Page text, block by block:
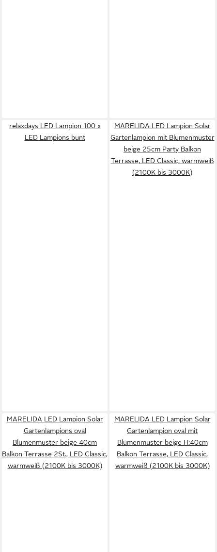
relaxdays LED Lampion 100 x
LED Lampions bunt
MARELIDA LED Lampion Solar
Gartenlampion mit Blumenmuster
beige 25cm Party Balkon
Terrasse, LED Classic, warmweiß
(2100K bis 3000K)
MARELIDA LED Lampion Solar
Gartenlampions oval
Blumenmuster beige 40cm
Balkon Terrasse 2St., LED Classic,
warmweiß (2100K bis 3000K)
MARELIDA LED Lampion Solar
Gartenlampion oval mit
Blumenmuster beige H:40cm
Balkon Terrasse, LED Classic,
warmweiß (2100K bis 3000K)